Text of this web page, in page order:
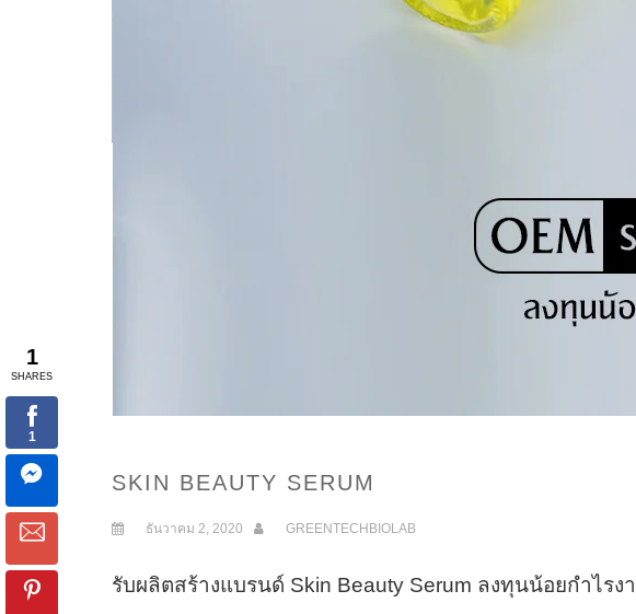
SKIN BEAUTY SERUM
ธันวาคม 2, 2020 GREENTECHBIOLAB
รับผลิตสร้างแบรนด์ Skin Beauty Serum ลงทุนน้อยกำไ